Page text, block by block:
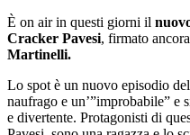
È on air in questi giorni il
Cracker Pavesi, firmato
Martinelli.
Lo spot è un nuovo episodio
naufrago e un’”improbabile” e
e divertente. Protagonisti di